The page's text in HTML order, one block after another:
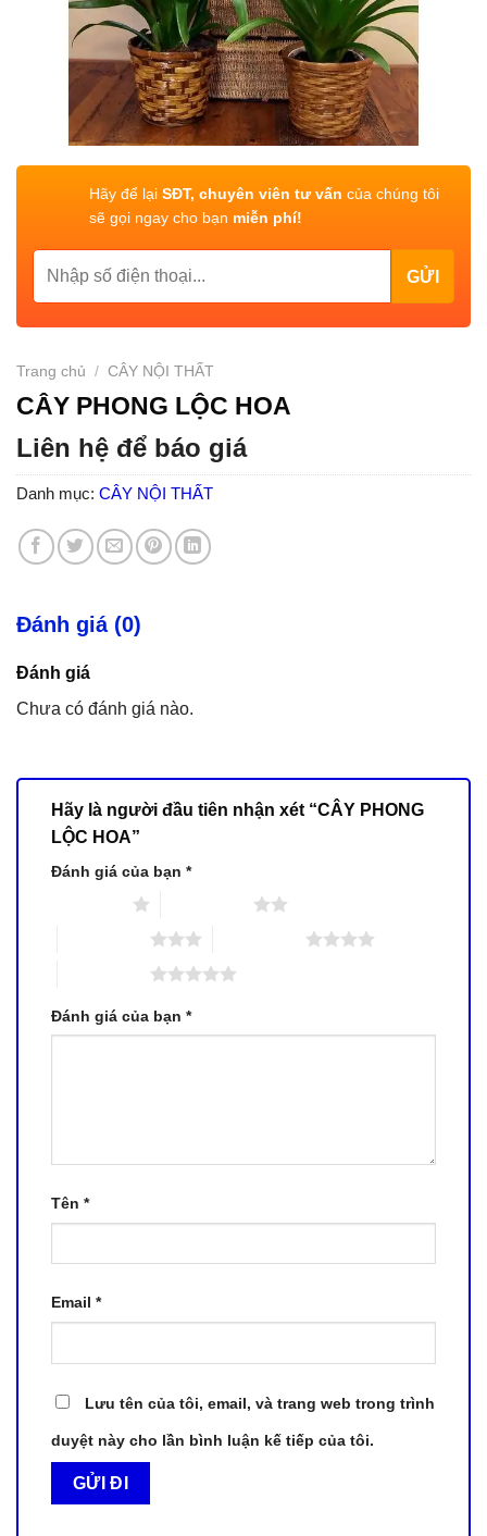
Hãy để lại SĐT, chuyên viên tư vấn của chúng tôi
sẽ gọi ngay cho bạn miễn phí!
Trang chủ / CÂY NỘI THẤT
CÂY PHONG LỘC HOA
Liên hệ để báo giá
Danh mục: CÂY NỘI THẤT
Đánh giá (0)
Đánh giá
Chưa có đánh giá nào.
Hãy là người đầu tiên nhận xét “CÂY PHONG
LỘC HOA”
Đánh giá của bạn *
Đánh giá của bạn *
Tên *
Email *
Lưu tên của tôi, email, và trang web trong trình
duyệt này cho lần bình luận kế tiếp của tôi.